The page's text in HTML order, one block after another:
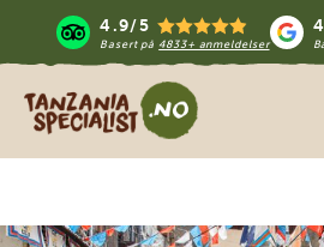
4.9/5
Basert på 4833+ anmeldelser
Tanzania Specialist